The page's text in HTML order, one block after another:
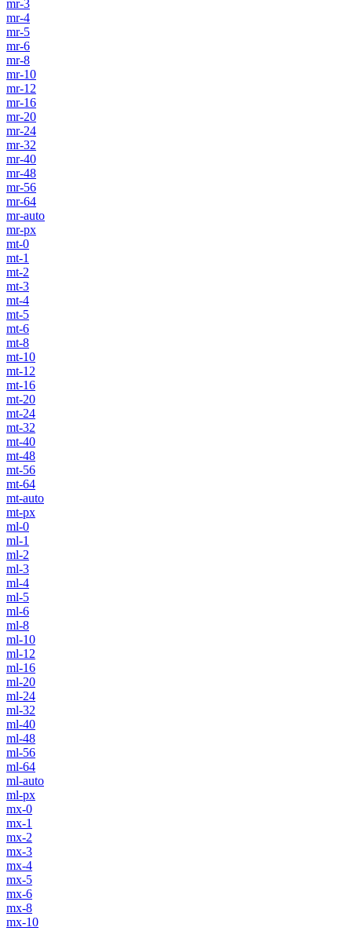
mr-3
mr-4
mr-5
mr-6
mr-8
mr-10
mr-12
mr-16
mr-20
mr-24
mr-32
mr-40
mr-48
mr-56
mr-64
mr-auto
mr-px
mt-0
mt-1
mt-2
mt-3
mt-4
mt-5
mt-6
mt-8
mt-10
mt-12
mt-16
mt-20
mt-24
mt-32
mt-40
mt-48
mt-56
mt-64
mt-auto
mt-px
ml-0
ml-1
ml-2
ml-3
ml-4
ml-5
ml-6
ml-8
ml-10
ml-12
ml-16
ml-20
ml-24
ml-32
ml-40
ml-48
ml-56
ml-64
ml-auto
ml-px
mx-0
mx-1
mx-2
mx-3
mx-4
mx-5
mx-6
mx-8
mx-10